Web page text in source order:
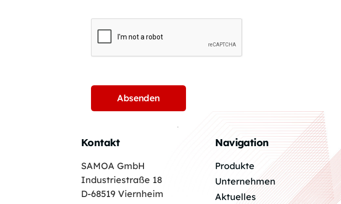
Kontakt
SAMOA GmbH
Industriestraße 18
D-68519 Viernheim
Navigation
Produkte
Unternehmen
Aktuelles